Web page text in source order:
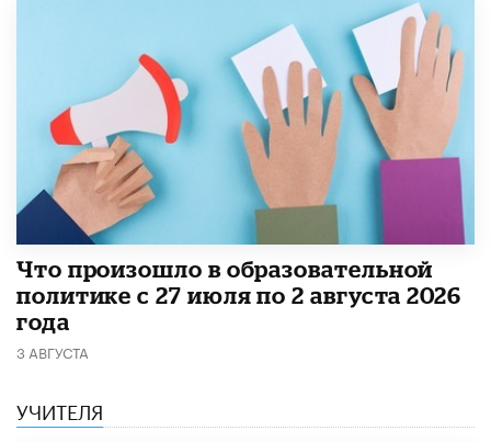
​Что произошло в образовательной
политике с 27 июля по 2 августа 2026
года
3 АВГУСТА
УЧИТЕЛЯ